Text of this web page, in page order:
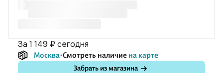
за 1 149 ₽ сегодня
Москва Смотреть наличие на карте
Забрать из магазина